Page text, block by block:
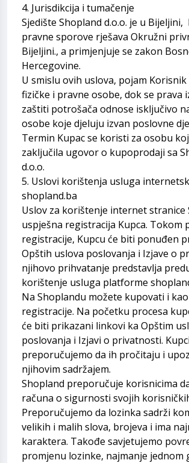
4. Jurisdikcija i tumačenje
Sjedište Shopland d.o.o. je u Bijeljini,
pravne sporove rješava Okružni
Bijeljini., a primjenjuje se zakon
Hercegovine.
U smislu ovih uslova, pojam
fizičke i pravne osobe, dok se prava
zaštiti potrošača odnose isključivo
osobe koje djeluju izvan poslovne
Termin Kupac se koristi za osobu
zaključila ugovor o kupoprodaji sa
d.o.o.
5. Uslovi korištenja usluga
shopland.ba
Uslov za korištenje internet stranice
uspješna registracija Kupca. Tokom
registracije, Kupcu će biti ponuđen
Opštih uslova poslovanja i Izjave o
njihovo prihvatanje predstavlja
korištenje usluga platforme
Na Shoplandu možete kupovati i
registracije. Na početku procesa
će biti prikazani linkovi ka Opštim
poslovanja i Izjavi o privatnosti.
preporučujemo da ih pročitaju i
njihovim sadržajem.
Shopland preporučuje korisnicima
računa o sigurnosti svojih
Preporučujemo da lozinka sadrži
velikih i malih slova, brojeva i ima
karaktera. Takođe savjetujemo
promjenu lozinke, najmanje jednom